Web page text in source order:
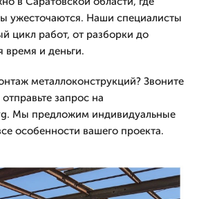
ужесточаются. Наши специалисты
цикл работ, от разборки до
время и деньги.
металлоконструкций? Звоните
запрос на
Мы предложим индивидуальные
особенности вашего проекта.